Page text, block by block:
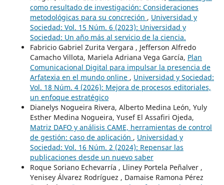
como resultado de investigación: Consideraciones
metodológicas para su concreción , Universidad y
Sociedad: Vol. 15 Núm. 6 (2023): Universidad y
Sociedad: Un año más al servicio de la ciencia.
Fabricio Gabriel Zurita Vergara , Jefferson Alfredo
Camacho Villota, Mariela Adriana Vega García, Plan
Comunicacional Digital para impulsar la presencia de
Arfatexia en el mundo online , Universidad y Sociedad:
Vol. 18 Núm. 4 (2026): Mejora de procesos editoriales,
un enfoque estratégico
Dianelys Nogueira Rivera, Alberto Medina León, Yuly
Esther Medina Nogueira, Yusef El Assafiri Ojeda,
Matriz DAFO y análisis CAME, herramientas de control
de gestión: caso de aplicación , Universidad y
Sociedad: Vol. 16 Núm. 2 (2024): Repensar las
publicaciones desde un nuevo saber
Roque Soriano Echevarría , Lliney Portela Peñalver ,
Yenisey Álvarez Rodríguez , Damaise Ramona Pérez